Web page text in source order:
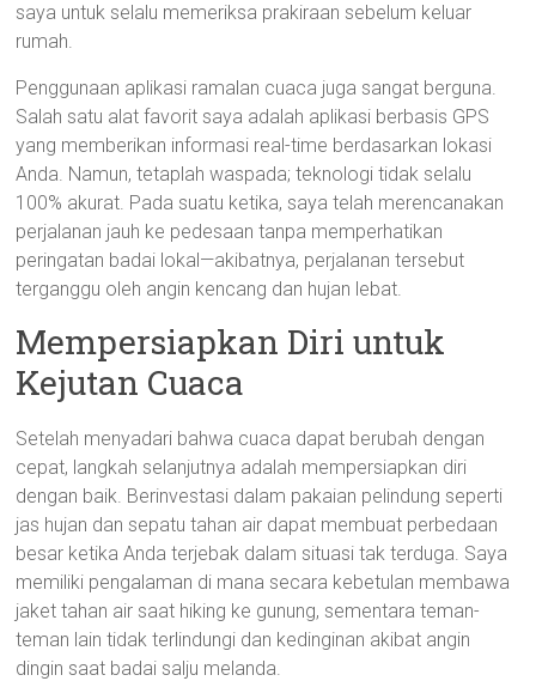
saya untuk selalu memeriksa prakiraan sebelum keluar
rumah.
Penggunaan aplikasi ramalan cuaca juga sangat berguna.
Salah satu alat favorit saya adalah aplikasi berbasis GPS
yang memberikan informasi real-time berdasarkan lokasi
Anda. Namun, tetaplah waspada; teknologi tidak selalu
100% akurat. Pada suatu ketika, saya telah merencanakan
perjalanan jauh ke pedesaan tanpa memperhatikan
peringatan badai lokal—akibatnya, perjalanan tersebut
terganggu oleh angin kencang dan hujan lebat.
Mempersiapkan Diri untuk
Kejutan Cuaca
Setelah menyadari bahwa cuaca dapat berubah dengan
cepat, langkah selanjutnya adalah mempersiapkan diri
dengan baik. Berinvestasi dalam pakaian pelindung seperti
jas hujan dan sepatu tahan air dapat membuat perbedaan
besar ketika Anda terjebak dalam situasi tak terduga. Saya
memiliki pengalaman di mana secara kebetulan membawa
jaket tahan air saat hiking ke gunung, sementara teman-
teman lain tidak terlindungi dan kedinginan akibat angin
dingin saat badai salju melanda.